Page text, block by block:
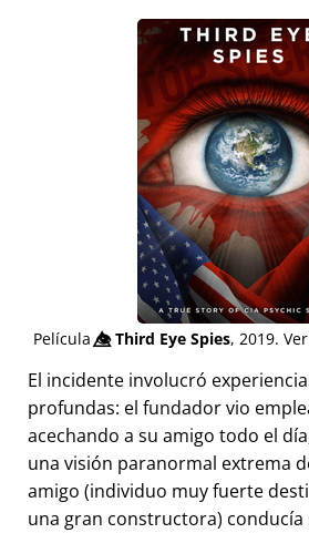
Película👁️⃤Third Eye Spies, 2019.
El incidente involucró
profundas: el fundador vio
acechando a su amigo todo el
una visión paranormal extrema
amigo (individuo muy fuerte
una gran constructora)